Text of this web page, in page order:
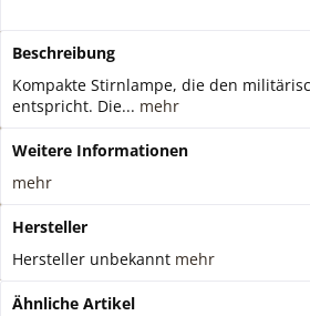
Beschreibung
Kompakte Stirnlampe, die den
entspricht. Die... mehr
Weitere Informationen
mehr
Hersteller
Hersteller unbekannt mehr
Ähnliche Artikel